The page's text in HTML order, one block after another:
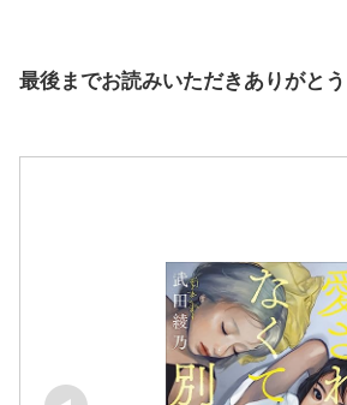
最後までお読みいただきありがとう